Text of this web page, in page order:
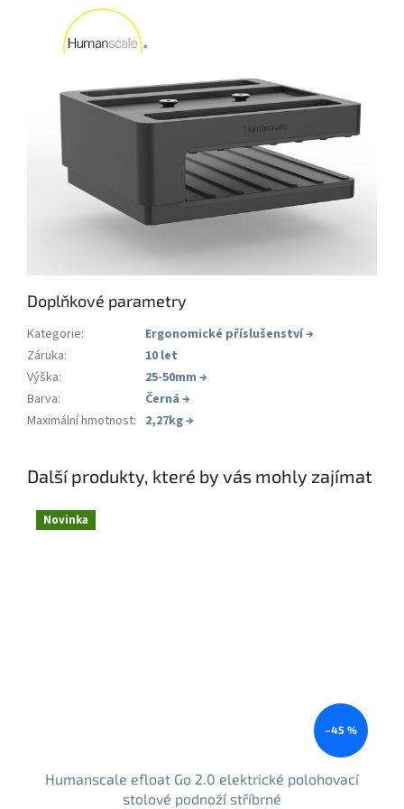
Doplňkové parametry
Kategorie: Ergonomické příslušenství→
Záruka:
10 let
Výška: 25-50mm →
Barva: Černá →
Maximální hmotnost: 2,27kg→
Další produkty, které by vás mohly zajímat
Novinka
–45 %
Humanscale efloat Go 2.0 elektrické polohovací
stolové podnoží stříbrné